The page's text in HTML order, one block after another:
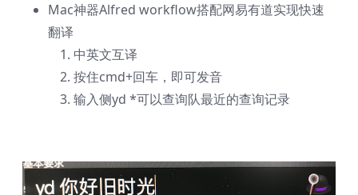
Mac神器Alfred workflow搭配网易有道实现快速
翻译
中英文互译
按住cmd+回车，即可发音
输入侧yd *可以查询队最近的查询记录